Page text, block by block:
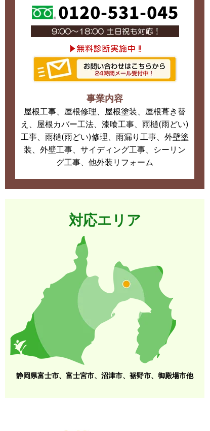
事業内容
屋根工事、屋根修理、屋根塗装、屋根葺き替
え、屋根カバー工法、漆喰工事、雨樋(雨どい)
工事、雨樋(雨どい)修理、雨漏り工事、外壁塗
装、外壁工事、サイディング工事、シーリン
グ工事、他外装リフォーム
対応エリア
静岡県富士市、富士宮市、沼津市、裾野市、御殿場市他